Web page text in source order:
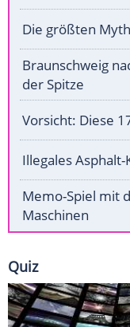
Die größten
Braunschweig
der Spitze
Vorsicht: Diese
Illegales
Memo-Spiel mit
Maschinen
Quiz